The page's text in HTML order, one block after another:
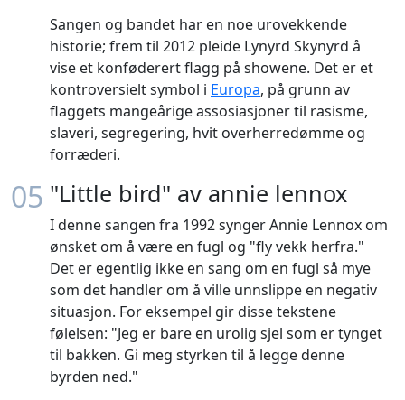
Sangen og bandet har en noe urovekkende
historie; frem til 2012 pleide Lynyrd Skynyrd å
vise et konføderert flagg på showene. Det er et
kontroversielt symbol i Europa, på grunn av
flaggets mangeårige assosiasjoner til rasisme,
slaveri, segregering, hvit overherredømme og
forræderi.
05 "Little bird" av annie lennox
I denne sangen fra 1992 synger Annie Lennox om
ønsket om å være en fugl og "fly vekk herfra."
Det er egentlig ikke en sang om en fugl så mye
som det handler om å ville unnslippe en negativ
situasjon. For eksempel gir disse tekstene
følelsen: "Jeg er bare en urolig sjel som er tynget
til bakken. Gi meg styrken til å legge denne
byrden ned."